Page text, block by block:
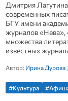
Дмитрия
современных
БГУ имени
журналов «Нева»,
множества
известных
Автор: Ирина Дурова,
#Культура